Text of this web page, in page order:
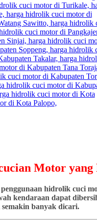
Motor yang
hidrolik cuci
kendaraan dapat
banyak dicari.